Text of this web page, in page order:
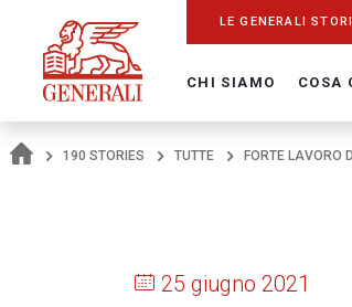
Navigate On Generali.com
shortcut to press release
shortcut to financial figures
shortcut to financial calendar
shortcut to Generali stock
shortcut to career
go to HomePage
go to search
go to map
go to Italian version
go to English version
Main content LE GENERALI
CHI SIAMO COSA
190 STORIES TUTTE FORTE LAVORO
25 giugno 2021